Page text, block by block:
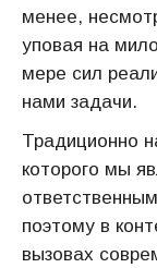
менее,
уповая на
мере сил
нами задачи.
Традиционно
которого мы
поэтому в
вызовах